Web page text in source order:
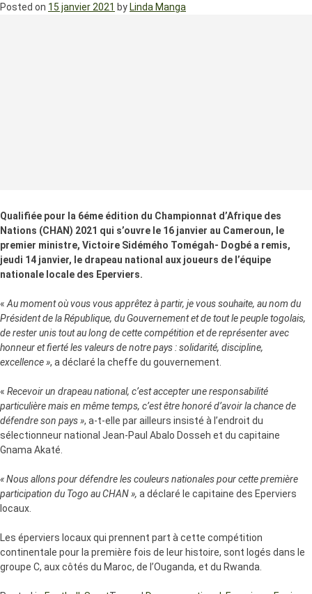
Posted on 15 janvier 2021 by Linda Manga
Qualifiée pour la 6éme édition du Championnat d’Afrique des
Nations (CHAN) 2021 qui s’ouvre le 16 janvier au Cameroun, le
premier ministre, Victoire Sidémého Tomégah- Dogbé a remis,
jeudi 14 janvier, le drapeau national aux joueurs de l’équipe
nationale locale des Eperviers.
« Au moment où vous vous apprêtez à partir, je vous souhaite, au nom du
Président de la République, du Gouvernement et de tout le peuple togolais,
de rester unis tout au long de cette compétition et de représenter avec
honneur et fierté les valeurs de notre pays : solidarité, discipline,
excellence », a déclaré la cheffe du gouvernement.
« Recevoir un drapeau national, c’est accepter une responsabilité
particulière mais en même temps, c’est être honoré d’avoir la chance de
défendre son pays », a-t-elle par ailleurs insisté à l’endroit du
sélectionneur national Jean-Paul Abalo Dosseh et du capitaine
Gnama Akaté.
« Nous allons pour défendre les couleurs nationales pour cette première
participation du Togo au CHAN », a déclaré le capitaine des Eperviers
locaux.
Les éperviers locaux qui prennent part à cette compétition
continentale pour la première fois de leur histoire, sont logés dans le
groupe C, aux côtés du Maroc, de l’Ouganda, et du Rwanda.